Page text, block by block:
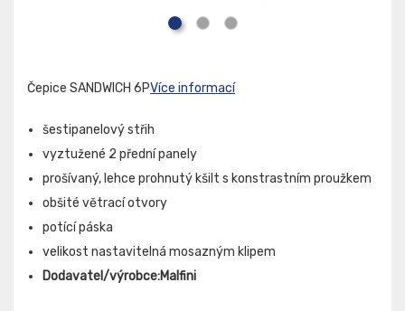
Čepice SANDWICH 6PVíce informací
šestipanelový střih
vyztužené 2 přední panely
prošívaný, lehce prohnutý kšilt s konstrastním proužkem
obšité větrací otvory
potící páska
velikost nastavitelná mosazným klipem
Dodavatel/výrobce:Malfini